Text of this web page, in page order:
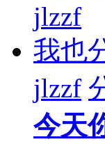
jlzzf
我也
jlzzf
今天